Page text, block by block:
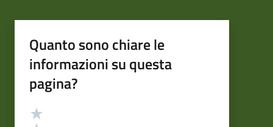
Quanto sono chiare le
informazioni su questa
pagina?
Valutazione